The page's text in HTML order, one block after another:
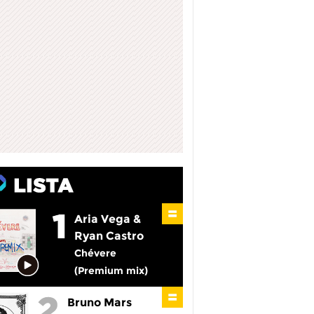
Aria Vega &
Ryan Castro
Chévere
(Premium mix)
Bruno Mars